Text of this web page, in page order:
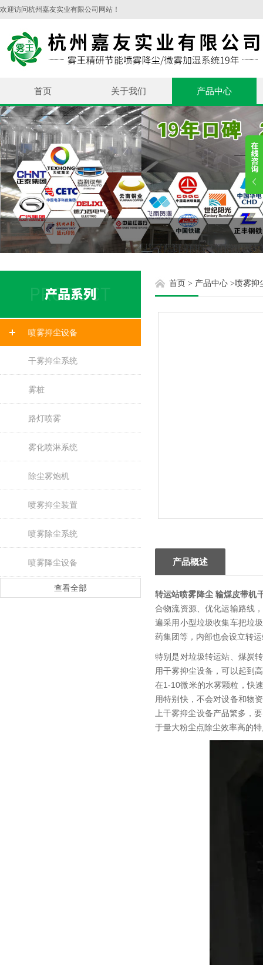
欢迎访问杭州嘉友实业有限公司网站！
首页 关于我们 产品中心
喷雾抑尘设备
干雾抑尘系统
雾桩
路灯喷雾
雾化喷淋系统
除尘雾炮机
喷雾抑尘装置
喷雾除尘系统
喷雾降尘设备
查看全部
首页 > 产品中心 >喷雾抑
产品概述
转运站喷雾降尘 输煤皮带机
合物流资源、优化运输路线
遍采用小型垃圾收集车把垃
药集团等，内部也会设立转
特别是对垃圾转运站、煤炭
用干雾抑尘设备，可以起到
在1-10微米的水雾颗粒，快
用特别快，不会对设备和物
上干雾抑尘设备产品繁多，
于量大粉尘点除尘效率高的